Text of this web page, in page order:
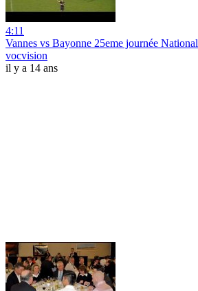
4:11
Vannes vs Bayonne 25eme journée National
vocvision
il y a 14 ans